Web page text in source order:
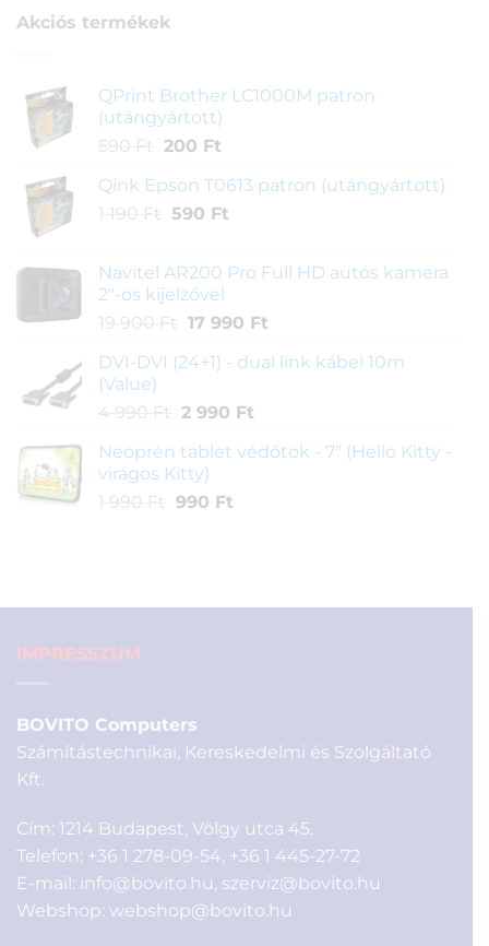
Akciós termékek
QPrint Brother LC1000M patron
(utángyártott)
590 Ft
Original
was:
590 Ft.
200 FtCurrent
is:
200 Ft.
Qink Epson T0613 patron (utángyártott)
1 190 Ft
Original
1
190 Ft.
590 FtCurrent
590 Ft.
Navitel AR200 Pro Full HD autós kamera
2"-os kijelzővel
19 900 Ft
Original
was:
900 Ft.
17 990 FtCurrent
is:
DVI-DVI (24+1) - dual link kábel 10m
(Value)
4 990 Ft
Original
was:
4
990 Ft.
2 990 FtCurrent
is:
Neoprén tablet védőtok - 7" (Hello Kitty -
virágos Kitty)
1 990 Ft
Original
990 FtCurrent
IMPRESSZUM
BOVITO Computers
Számítástechnikai, Kereskedelmi és Szolgáltató
Kft.
Cím: 1214 Budapest, Völgy utca 45.
Telefon: +36 1 278-09-54, +36 1 445-27-72
E-mail: info@bovito.hu, szerviz@bovito.hu
Webshop: webshop@bovito.hu